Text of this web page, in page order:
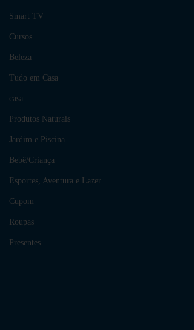
Smart TV
Cursos
Beleza
Tudo em Casa
casa
Produtos Naturais
Jardim e Piscina
Bebê/Criança
Esportes, Aventura e Lazer
Cupom
Roupas
Presentes